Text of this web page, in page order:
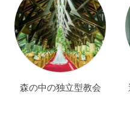
森の中の独立型教会